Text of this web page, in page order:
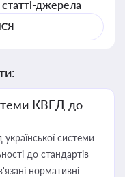
джерела
КВЕД до
системи
до стандартів
нормативні